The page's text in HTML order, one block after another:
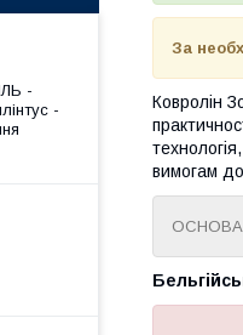
За
Ковролін
вимогам
ОСНОВА
-
-